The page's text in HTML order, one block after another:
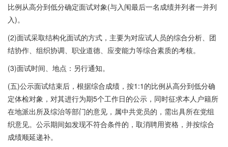
比例从高分到低分确定面试对象(与入闱最后一名成绩并列者一并列
入)。
(2)面试采取结构化面试的方式，主要为对应试人员的综合分析、团
结协作、组织协调、职业道德、应变能力等综合素质的考核。
(3)面试时间、地点：另行通知。
(五)公示面试结束后，根据综合成绩，按1:1的比例从高分到低分确
定体检对象，对其进行为期5个工作日的公示，同时征求本人户籍所
在地派出所及综治等部门的意见，属中共党员的，需出具所在党组
织意见。公示期间如发现不符合条件的，取消聘用资格，并按综合
成绩顺延递补。